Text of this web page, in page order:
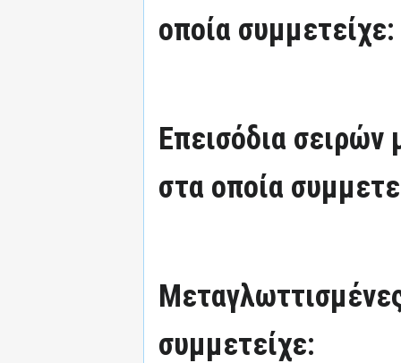
οποία συμμετείχε:
Επεισόδια
στα οποία
συμμετείχε: